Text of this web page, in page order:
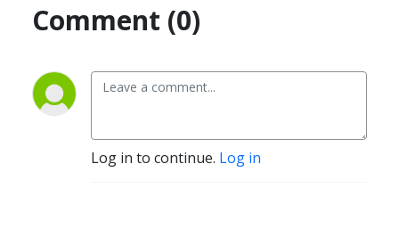
Comment (0)
Log in to continue. Log in